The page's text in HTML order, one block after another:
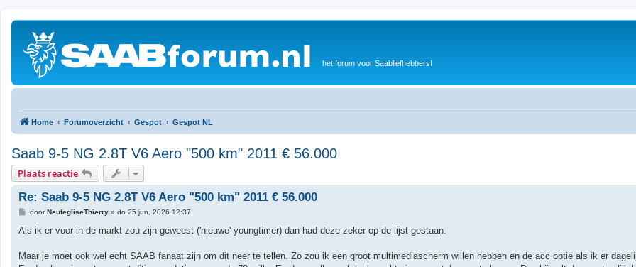
het forum voor Saabliefhebbers!
Home Forumoverzicht Gespot Gespot NL
Saab 9-5 NG 2.8T V6 Aero "500 km" 2011 € 56.000
Plaats reactie
Re: Saab 9-5 NG 2.8T V6 Aero "500 km" 2011 € 56.000
B
r
h
doorNeufegliseThierry» do 25 jun, 2026 12:37
Als ik er voor in de markt zou zijn geweest ('nieuwe' youngtimer) dan had deze zeker op de lijst gestaan.
Maar je moet ook wel echt SAAB fanaat zijn om dit neer te tellen. Zo zou ik een groot multimediascherm willen hebben en de acc optie als ik er